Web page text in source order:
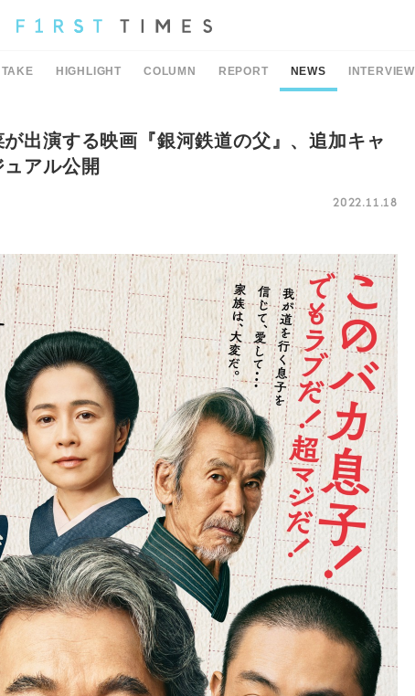
HIGHLIGHT COLUMN REPORT NEWS INTERVIEW
出演する映画『銀河鉄道の父』、追加キャ
アル公開
2022.11.18